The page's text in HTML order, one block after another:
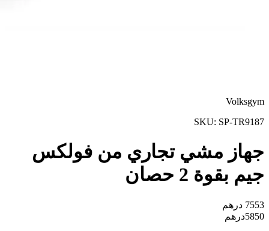
Volksgym
SKU: SP-TR9187
جهاز مشي تجاري من فولكس
جيم بقوة 2 حصان
7553 درهم
5850درهم